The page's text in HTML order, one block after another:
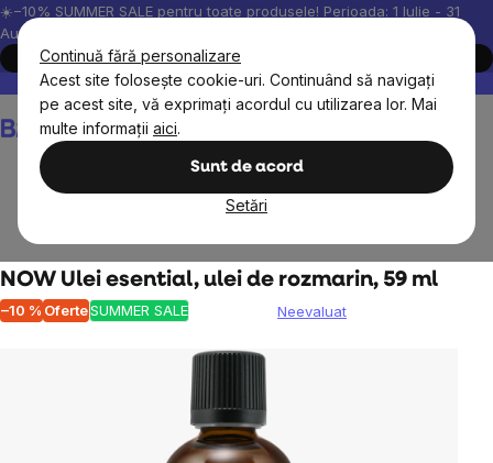
Continuă fără personalizare
Acest site folosește cookie-uri. Continuând să navigați
pe acest site, vă exprimați acordul cu utilizarea lor. Mai
multe informații aici.
Sunt de acord
Setări
Treci
la
conținut
☀️−10% SUMMER SALE pentru toate produsele! Perioada: 1 Iulie - 31
August, 2026.
Cumpără acum
Peste 200.000 de recenzii verificate
Produsele noastre sunt
Coş
de
NOW Ulei esential, ulei de rozmarin, 59 ml
–10 % OferteSUMMER SALE
Evaluarea
a
produsului
este
0,0
din
Neevaluat